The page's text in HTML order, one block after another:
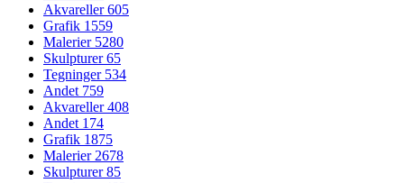
Akvareller605
Grafik 1559
Malerier 5280
Skulpturer65
Tegninger 534
Andet 759
Akvareller408
Andet 174
Grafik 1875
Malerier 2678
Skulpturer85